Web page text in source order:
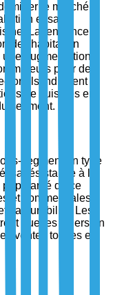
le marché
et sa
La tendance
de l'habitat en
augmentation
pour des
indiquent
de cuisines en
segment.
segment en type
sa résistance à la
de ce
et commerciales
sa durabilité. Les
que les éviers en
ventes totales en